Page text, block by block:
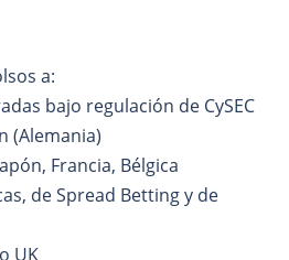
a:
bajo regulación de CySEC
(Alemania)
Francia, Bélgica
de Spread Betting y de
UK